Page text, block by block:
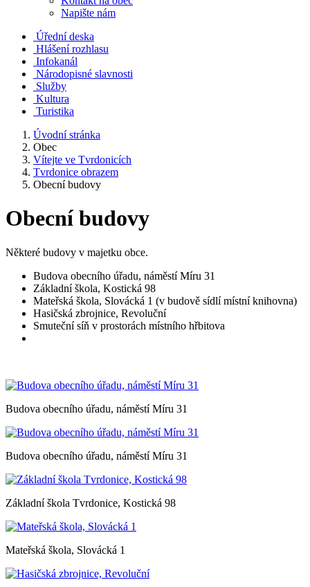
Napište nám
Úřední deska
Hlášení rozhlasu
Infokanál
Národopisné slavnosti
Služby
Kultura
Turistika
Úvodní stránka
Obec
Vítejte ve Tvrdonicích
Tvrdonice obrazem
Obecní budovy
Obecní budovy
Některé budovy v majetku obce.
Budova obecního úřadu, náměstí Míru 31
Základní škola, Kostická 98
Mateřská škola, Slovácká 1 (v budově sídlí místní knihovna)
Hasičská zbrojnice, Revoluční
Smuteční síň v prostorách místního hřbitova
Budova obecního úřadu, náměstí Míru 31
Budova obecního úřadu, náměstí Míru 31
Základní škola Tvrdonice, Kostická 98
Mateřská škola, Slovácká 1